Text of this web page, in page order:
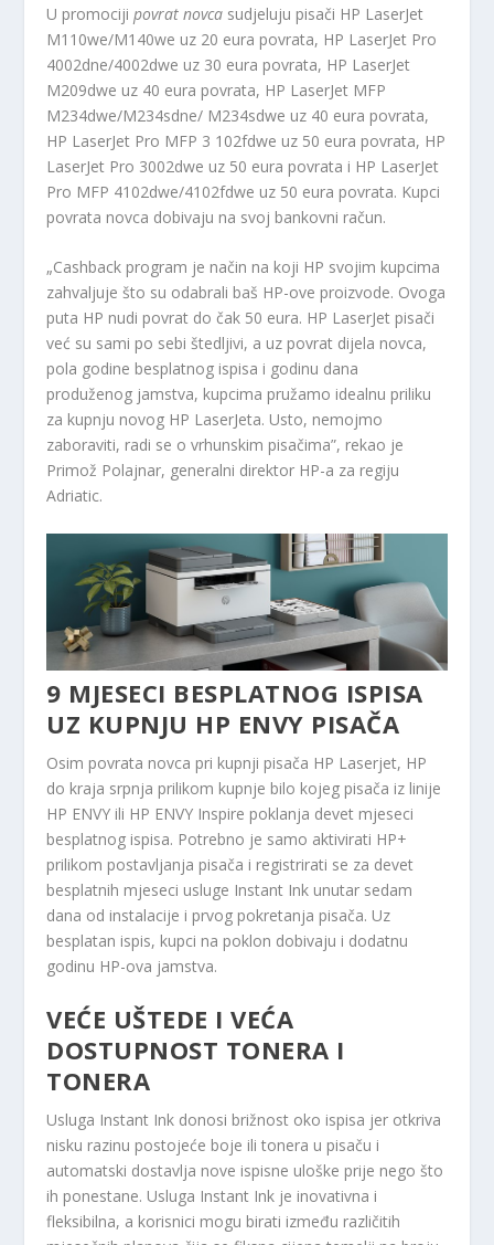
U promocijipovrat novca sudjeluju pisači HP LaserJet
M110we/M140we uz 20 eura povrata, HP LaserJet Pro
4002dne/4002dwe uz 30 eura povrata, HP LaserJet
M209dwe uz 40 eura povrata, HP LaserJet MFP
M234dwe/M234sdne/ M234sdwe uz 40 eura povrata,
HP LaserJet Pro MFP 3 102fdwe uz 50 eura povrata, HP
LaserJet Pro 3002dwe uz 50 eura povrata i HP LaserJet
Pro MFP 4102dwe/4102fdwe uz 50 eura povrata. Kupci
povrata novca dobivaju na svoj bankovni račun.
„Cashback program je način na koji HP svojim kupcima
zahvaljuje što su odabrali baš HP-ove proizvode. Ovoga
puta HP nudi povrat do čak 50 eura. HP LaserJet pisači
već su sami po sebi štedljivi, a uz povrat dijela novca,
pola godine besplatnog ispisa i godinu dana
produženog jamstva, kupcima pružamo idealnu priliku
za kupnju novog HP LaserJeta. Usto, nemojmo
zaboraviti, radi se o vrhunskim pisačima”, rekao je
Primož Polajnar, generalni direktor HP-a za regiju
Adriatic.
9 MJESECI BESPLATNOG ISPISA
UZ KUPNJU HP ENVY PISAČA
Osim povrata novca pri kupnji pisača HP Laserjet, HP
do kraja srpnja prilikom kupnje bilo kojeg pisača iz linije
HP ENVY ili HP ENVY Inspire poklanja devet mjeseci
besplatnog ispisa. Potrebno je samo aktivirati HP+
prilikom postavljanja pisača i registrirati se za devet
besplatnih mjeseci usluge Instant Ink unutar sedam
dana od instalacije i prvog pokretanja pisača. Uz
besplatan ispis, kupci na poklon dobivaju i dodatnu
godinu HP-ova jamstva.
VEĆE UŠTEDE I VEĆA
DOSTUPNOST TONERA I
TONERA
Usluga Instant Ink donosi brižnost oko ispisa jer otkriva
nisku razinu postojeće boje ili tonera u pisaču i
automatski dostavlja nove ispisne uloške prije nego što
ih ponestane. Usluga Instant Ink je inovativna i
fleksibilna, a korisnici mogu birati između različitih